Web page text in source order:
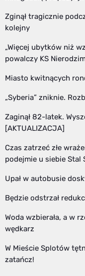
Zginął tragicznie
kolejny
„Więcej ubytków niż
powalczy KS
Miasto kwitnących
„Syberia” zniknie.
Zaginął 82-latek.
[AKTUALIZACJA]
Czas zatrzeć złe
podejmie u siebie Stal
Upał w autobusie
Będzie odstrzał
Woda wzbierała, a w
wędkarz
W Mieście Splotów
zatańcz!